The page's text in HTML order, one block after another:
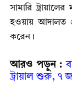
সামারি
হওয়ায় আদালত
করেন।
আরও পড়ুন :
ট্রায়াল শুরু, ৭